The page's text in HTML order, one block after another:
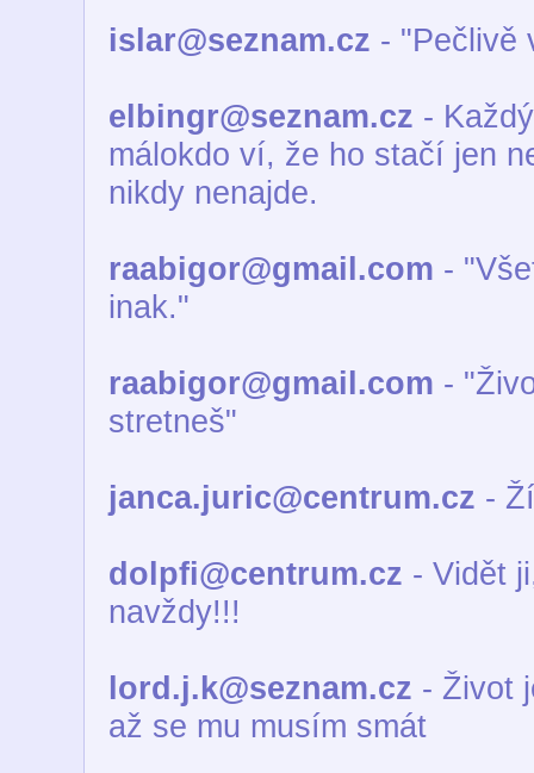
islar@seznam.cz - "Pečlivě
elbingr@seznam.cz -
málokdo ví, že ho stačí jen
nikdy nenajde.
raabigor@gmail.com -
inak."
raabigor@gmail.com -
stretneš"
janca.juric@centrum.cz -
dolpfi@centrum.cz - Vidět
navždy!!!
lord.j.k@seznam.cz - Život
až se mu musím smát